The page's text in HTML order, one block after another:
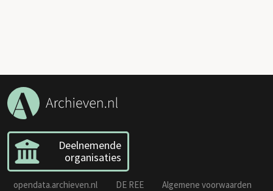
Deelnemende
organisaties
opendata.archieven.nl DE REE
Algemene voorwaarden